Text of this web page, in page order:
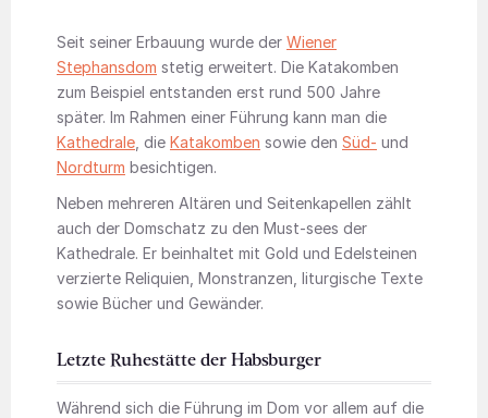
Seit seiner Erbauung wurde der Wiener
Stephansdom stetig erweitert. Die Katakomben
zum Beispiel entstanden erst rund 500 Jahre
später. Im Rahmen einer Führung kann man die
Kathedrale , die Katakomben sowie den Süd- und
Nordturm besichtigen.
Neben mehreren Altären und Seitenkapellen zählt
auch der Domschatz zu den Must-sees der
Kathedrale. Er beinhaltet mit Gold und Edelsteinen
verzierte Reliquien, Monstranzen, liturgische Texte
sowie Bücher und Gewänder.
Letzte Ruhestätte der Habsburger
Während sich die Führung im Dom vor allem auf die